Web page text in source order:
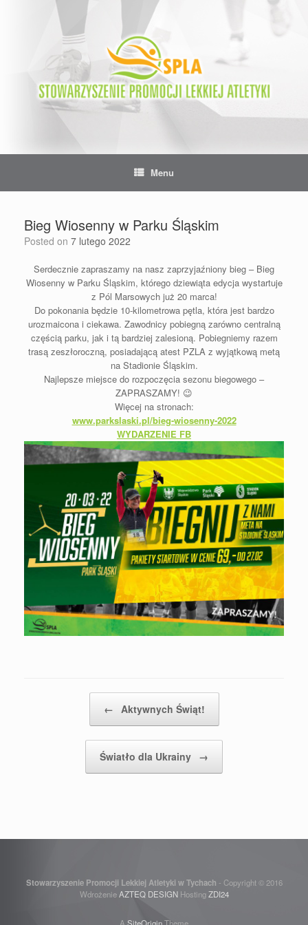
Menu
Bieg Wiosenny w Parku Śląskim
Posted on 7 lutego 2022
Serdecznie zapraszamy na nasz zaprzyjaźniony bieg – Bieg
Wiosenny w Parku Śląskim, którego dziewiąta edycja wystartuje
z Pól Marsowych już 20 marca!
Do pokonania będzie 10-kilometrowa pętla, która jest bardzo
urozmaicona i ciekawa. Zawodnicy pobiegną zarówno centralną
częścią parku, jak i tą bardziej zalesioną. Pobiegniemy razem
trasą zeszłoroczną, posiadającą atest PZLA z wyjątkową metą
na Stadionie Śląskim.
Najlepsze miejsce do rozpoczęcia sezonu biegowego –
ZAPRASZAMY! 😉
Więcej na stronach:
www.parkslaski.pl/bieg-wiosenny-2022
WYDARZENIE FB
← Aktywnych Świąt!
Światło dla Ukrainy →
Stowarzyszenie Promocji Lekkiej Atletyki w Tychach - Copyright © 2016
WdrożenieAZTEQ DESIGNHostingZDI24